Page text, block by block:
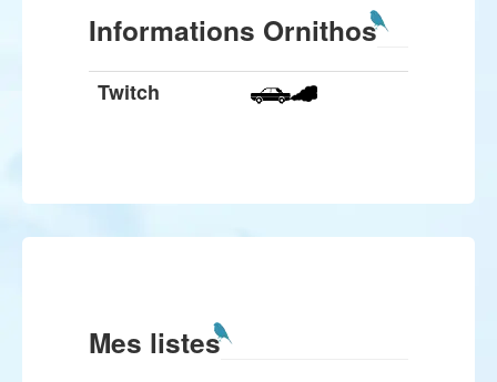
Informations Ornithos
Twitch
Mes listes